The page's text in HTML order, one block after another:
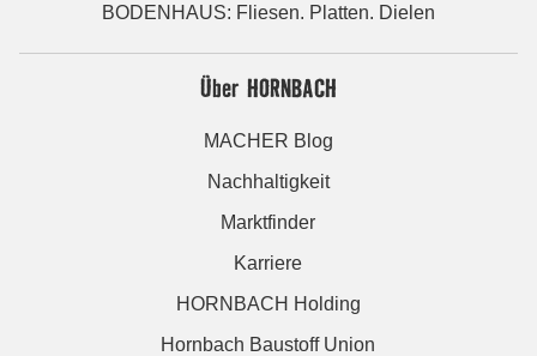
BODENHAUS: Fliesen. Platten. Dielen
Über HORNBACH
MACHER Blog
Nachhaltigkeit
Marktfinder
Karriere
HORNBACH Holding
Hornbach Baustoff Union